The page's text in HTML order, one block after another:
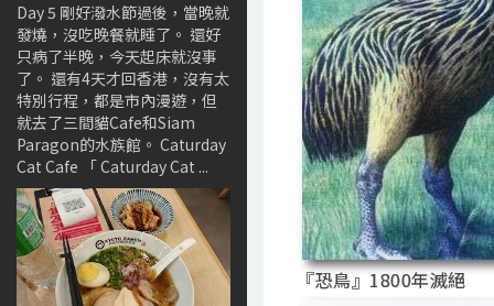
Day 5 剛好潑水節過後，當晚就
發燒，沒吃晚餐就睡了。 還好
只病了半晚，今天起床就沒事
了。 還有4天才回香港，沒有太
特別行程，都是市內漫遊，但
就去了三間貓Cafe和Siam
Paragon的水族館。 Caturday
Cat Cafe 「 Caturday Cat ...
『恐鳥』1800年滅絕